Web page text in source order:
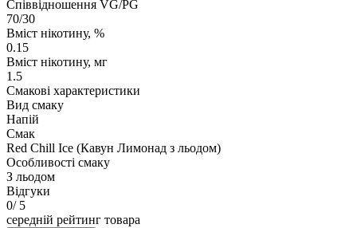
Співвідношення VG/PG
70/30
Вміст нікотину, %
0.15
Вміст нікотину, мг
1.5
Смакові характеристики
Вид смаку
Напій
Смак
Red Chill Ice (Кавун Лимонад з льодом)
Особливості смаку
З льодом
Відгуки
0/ 5
середній рейтинг товара